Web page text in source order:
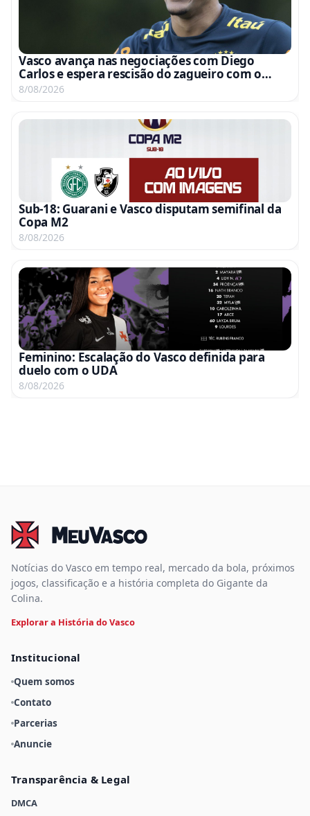
Vasco avança nas negociações com Diego
Carlos e espera rescisão do zagueiro com o
Fenerbahce
8/08/2026
Sub-18: Guarani e Vasco disputam semifinal da
Copa M2
8/08/2026
Feminino: Escalação do Vasco definida para
duelo com o UDA
8/08/2026
Notícias do Vasco em tempo real, mercado da bola, próximos
jogos, classificação e a história completa do Gigante da
Colina.
Explorar a História do Vasco
Institucional
Quem somos
Contato
Parcerias
Anuncie
Transparência & Legal
DMCA